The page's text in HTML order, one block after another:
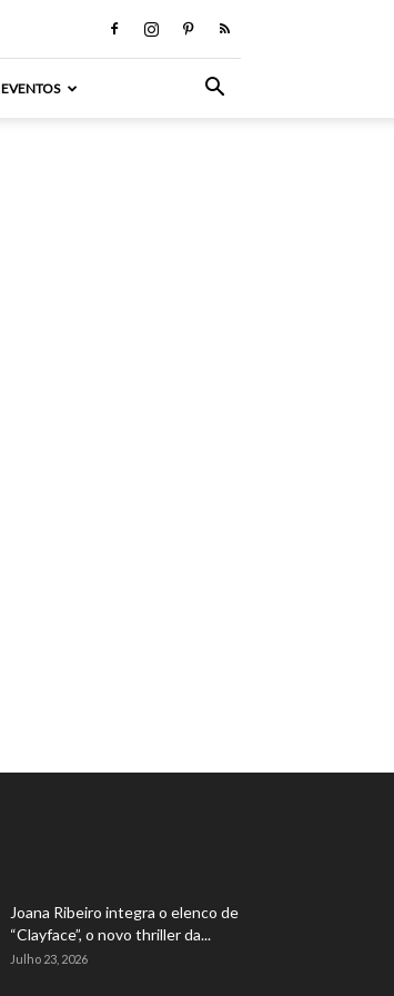
EVENTOS
Joana Ribeiro integra o elenco de
“Clayface”, o novo thriller da...
Julho 23, 2026